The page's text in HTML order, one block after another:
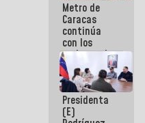
Metro de
Caracas
continúa
con los
trabajos de
mantenimiento
e inspección
en la Línea 2
Presidenta
(E)